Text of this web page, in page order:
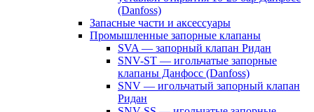
(Danfoss)
Запасные части и аксессуары
Промышленные запорные клапаны
SVA — запорный клапан Ридан
SNV-ST — игольчатые запорные
клапаны Данфосс (Danfoss)
SNV — игольчатый запорный клапан
Ридан